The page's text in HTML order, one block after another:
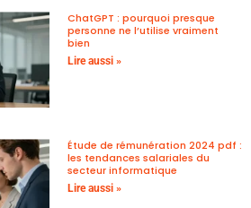
ChatGPT : pourquoi presque
personne ne l’utilise vraiment
bien
Lire aussi »
Étude de rémunération 2024 pdf :
les tendances salariales du
secteur informatique
Lire aussi »